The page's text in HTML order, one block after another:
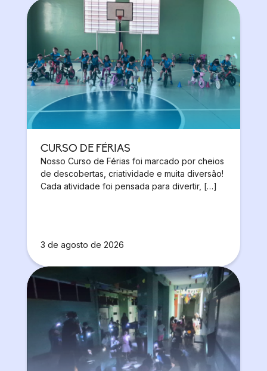
CURSO DE FÉRIAS
Nosso Curso de Férias foi marcado por cheios
de descobertas, criatividade e muita diversão!
Cada atividade foi pensada para divertir, […]
3 de agosto de 2026